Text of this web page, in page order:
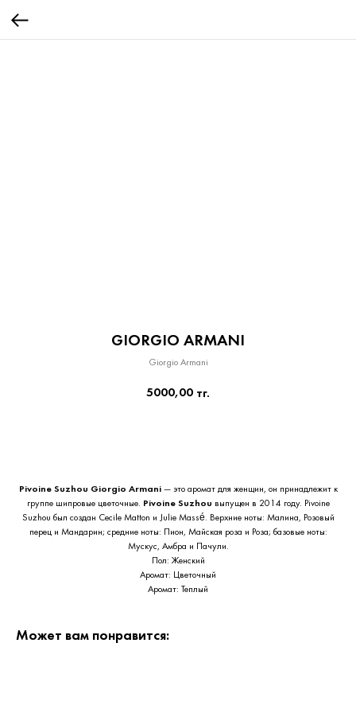
GIORGIO ARMANI
Giorgio Armani
5000,00 тг.
Pivoine Suzhou Giorgio Armani— это аромат для женщин, он принадлежит к
группе шипровые цветочные. Pivoine Suzhou выпущен в 2014 году. Pivoine
Suzhou был создан Cecile Matton и Julie Massé. Верхние ноты: Малина, Розовый
перец и Мандарин; средние ноты: Пион, Майская роза и Роза; базовые ноты:
Мускус, Амбра и Пачули.
Пол: Женский
Аромат: Цветочный
Аромат: Теплый
Может вам понравится: